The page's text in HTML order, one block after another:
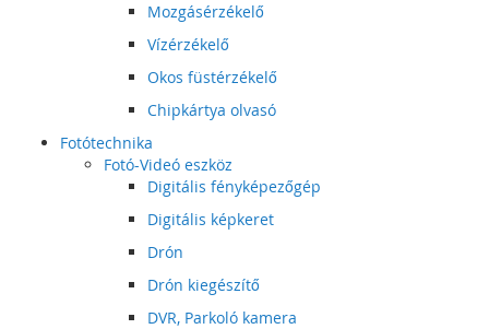
Mozgásérzékelő
Vízérzékelő
Okos füstérzékelő
Chipkártya olvasó
Fotótechnika
Fotó-Videó eszköz
Digitális fényképezőgép
Digitális képkeret
Drón
Drón kiegészítő
DVR, Parkoló kamera